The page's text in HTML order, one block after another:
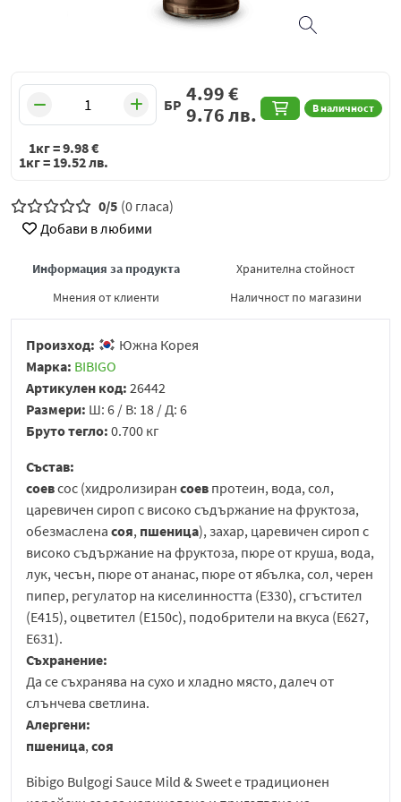
БР В наличност
4.99€
9.76лв.
1кг =9.98€
1кг = 19.52лв.
0/5 (0 гласа)
Добави в любими
Информация за продукта
Хранителна стойност
Мнения от клиенти
Наличност по магазини
Произход:
Южна Корея
Марка: BIBIGO
Артикулен код: 26442
Размери: Ш: 6 / В: 18 / Д: 6
Бруто тегло: 0.700 кг
Състав:
соевсос (хидролизиран соев протеин, вода, сол,
царевичен сироп с високо съдържание на фруктоза,
обезмаслена соя, пшеница), захар, царевичен сироп с
високо съдържание на фруктоза, пюре от круша, вода,
лук, чесън, пюре от ананас, пюре от ябълка, сол, черен
пипер, регулатор на киселинността (E330), сгъстител
(E415), оцветител (E150c), подобрители на вкуса (E627,
E631).
Съхранение:
Да се съхранява на сухо и хладно място, далеч от
слънчева светлина.
Алергени:
пшеница,соя
Bibigo Bulgogi Sauce Mild & Sweet е традиционен